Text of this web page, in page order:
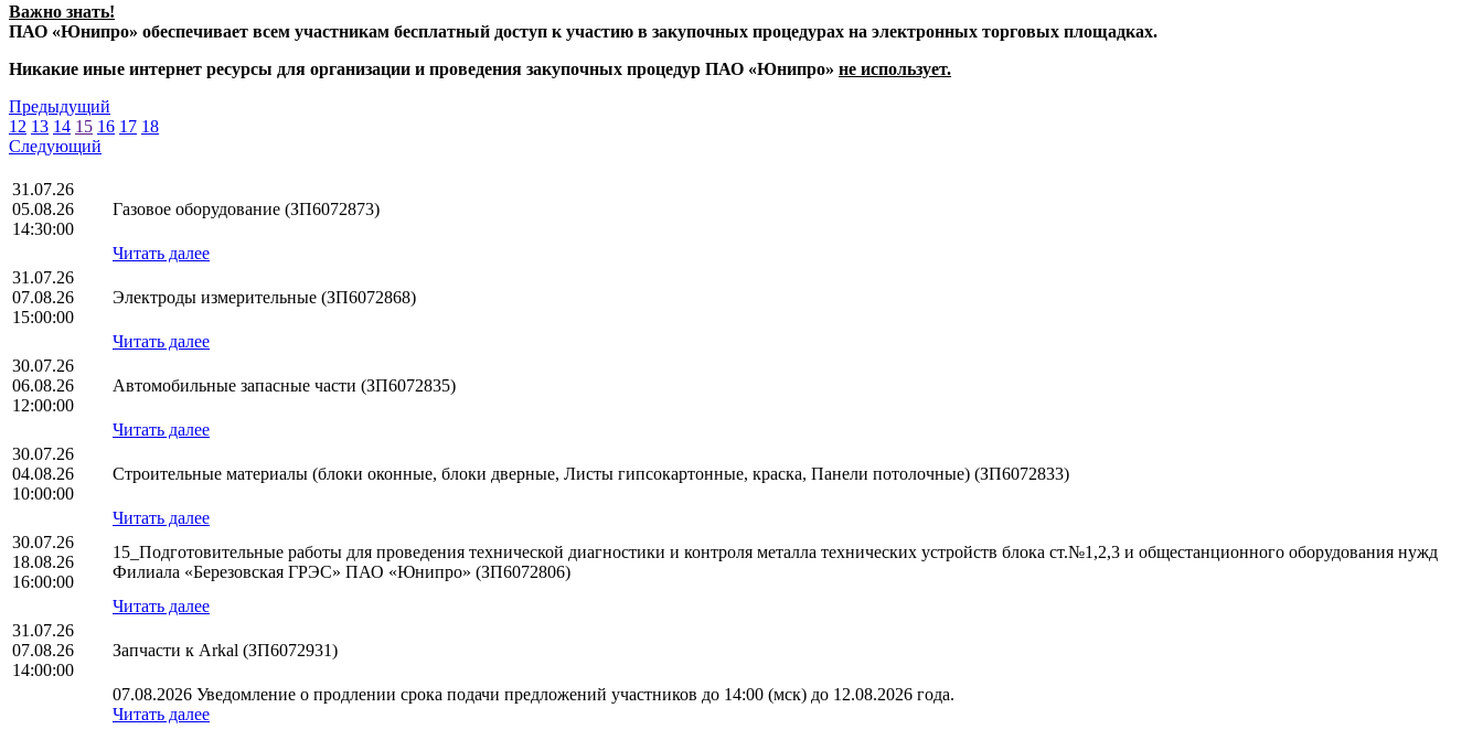
Важно знать!
ПАО «Юнипро» обеспечивает всем участникам бесплатный доступ к участию в закупочных процедурах на электронных торговых площадках.
Никакие иные интернет ресурсы для организации и проведения закупочных процедур ПАО «Юнипро» не использует.
Предыдущий
12 13 14 15 16 17 18
Следующий
31.07.26
05.08.26
14:30:00
Газовое оборудование (ЗП6072873)
Читать далее
31.07.26
07.08.26
15:00:00
Электроды измерительные (ЗП6072868)
Читать далее
30.07.26
06.08.26
12:00:00
Автомобильные запасные части (ЗП6072835)
Читать далее
30.07.26
04.08.26
10:00:00
Строительные материалы (блоки оконные, блоки дверные, Листы гипсокартонные, краска, Панели потолочные) (ЗП6072833)
Читать далее
30.07.26
18.08.26
16:00:00
15_Подготовительные работы для проведения технической диагностики и контроля металла технических устройств блока ст.№1,2,3 и общестанционного оборудования нужд
Филиала «Березовская ГРЭС» ПАО «Юнипро» (ЗП6072806)
Читать далее
31.07.26
07.08.26
14:00:00
Запчасти к Arkal (ЗП6072931)
07.08.2026 Уведомление о продлении срока подачи предложений участников до 14:00 (мск) до 12.08.2026 года.
Читать далее